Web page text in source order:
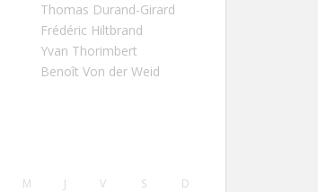
Thomas Durand-Girard
Frédéric Hiltbrand
Yvan Thorimbert
Benoît Von der Weid
M J V S D